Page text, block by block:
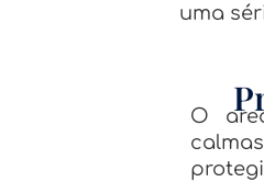
uma
O